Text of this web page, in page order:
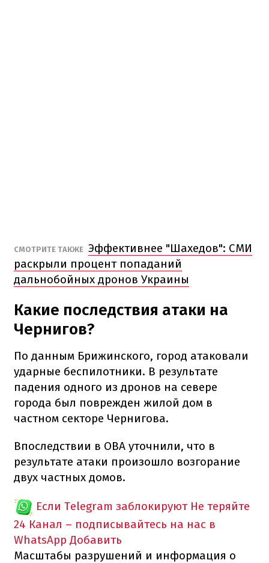
СМОТРИТЕ ТАКЖЕ Эффективнее "Шахедов": СМИ
раскрыли процент попаданий
дальнобойных дронов Украины
Какие последствия атаки на
Чернигов?
По данным Брижинского, город атаковали
ударные беспилотники. В результате
падения одного из дронов на севере
города был поврежден жилой дом в
частном секторе Чернигова.
Впоследствии в ОВА уточнили, что в
результате атаки произошло возгорание
двух частных домов.
Если Telegram заблокируют Не теряйте
24 Канал – подписывайтесь на нас в
WhatsApp Добавить
Масштабы разрушений и информация о